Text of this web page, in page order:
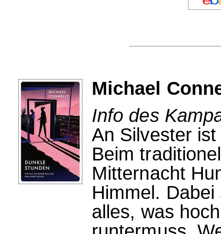
Michael
Info des
An Silvester
Beim
Mitternacht
Himmel.
alles, was